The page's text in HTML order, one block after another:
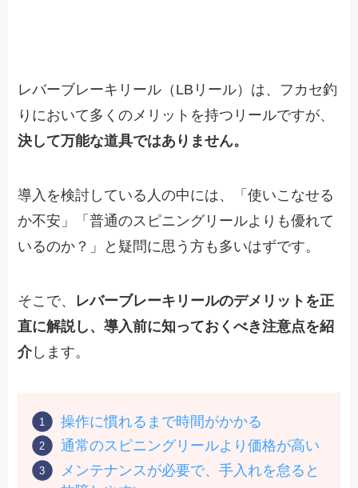
レバーブレーキリール（LBリール）は、フカセ釣
りにおいて多くのメリットを持つリールですが、
決して万能な道具ではありません。
導入を検討している人の中には、「使いこなせる
か不安」「普通のスピニングリールよりも優れて
いるのか？」と疑問に思う方も多いはずです。
そこで、 レバーブレーキリールのデメリットを正
直に解説し、導入前に知っておくべき注意点を紹
介します。
操作に慣れるまで時間がかかる
通常のスピニングリールより価格が高い
メンテナンスが必要で、手入れを怠ると